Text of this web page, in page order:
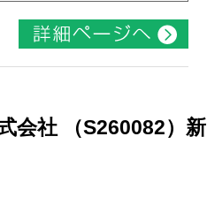
会社 （S260082）新